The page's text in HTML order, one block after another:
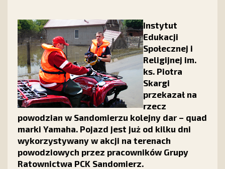
Instytut
Edukacji
Społecznej i
Religijnej im.
ks. Piotra
Skargi
przekazał na
rzecz
powodzian w Sandomierzu kolejny dar – quad
marki Yamaha. Pojazd jest już od kilku dni
wykorzystywany w akcji na terenach
powodziowych przez pracowników Grupy
Ratownictwa PCK Sandomierz.